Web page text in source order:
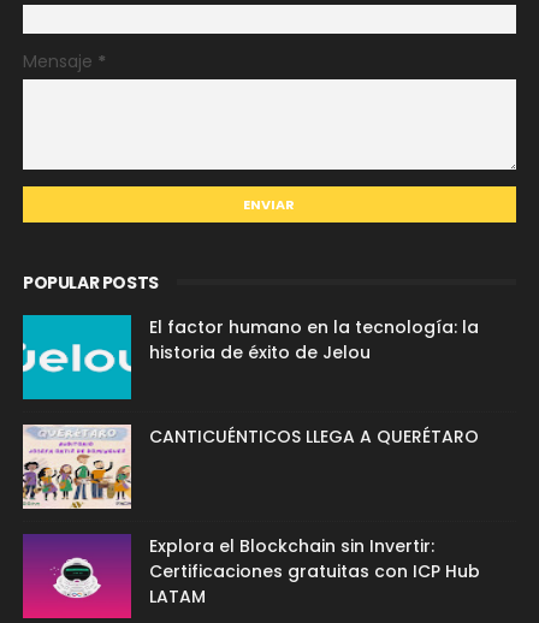
Mensaje *
POPULAR POSTS
El factor humano en la tecnología: la
historia de éxito de Jelou
CANTICUÉNTICOS LLEGA A QUERÉTARO
Explora el Blockchain sin Invertir:
Certificaciones gratuitas con ICP Hub
LATAM